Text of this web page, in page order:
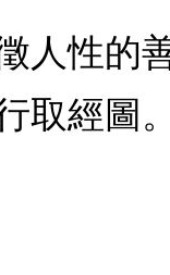
人性的
取經圖